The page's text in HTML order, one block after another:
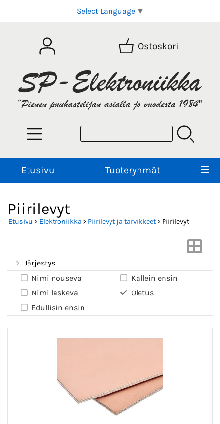
Select Language ▼
Ostoskori
Etusivu Tuoteryhmät
Piirilevyt
Etusivu > Elektroniikka > Piirilevyt ja tarvikkeet> Piirilevyt
Järjestys
Nimi nouseva
Nimi laskeva
Edullisin ensin
Kallein ensin
Oletus